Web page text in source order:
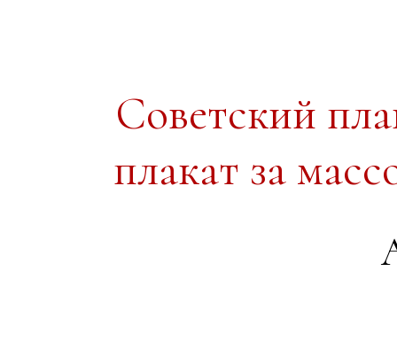
Советский
плакат за